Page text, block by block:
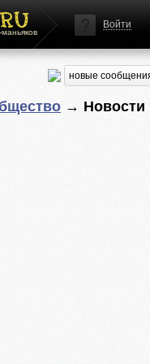
Войти
новые
→ Новости